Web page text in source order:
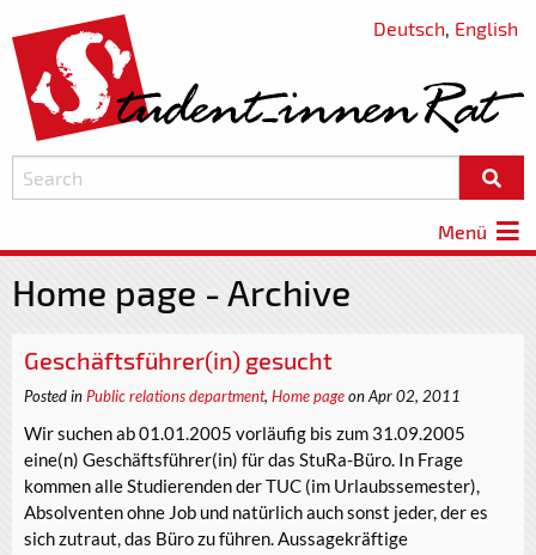
Deutsch, English
Menü
Home page - Archive
Geschäftsführer(in) gesucht
Posted inPublic relations department, Home pageon Apr 02, 2011
Wir suchen ab 01.01.2005 vorläufig bis zum 31.09.2005
eine(n) Geschäftsführer(in) für das StuRa-Büro. In Frage
kommen alle Studierenden der TUC (im Urlaubssemester),
Absolventen ohne Job und natürlich auch sonst jeder, der es
sich zutraut, das Büro zu führen. Aussagekräftige